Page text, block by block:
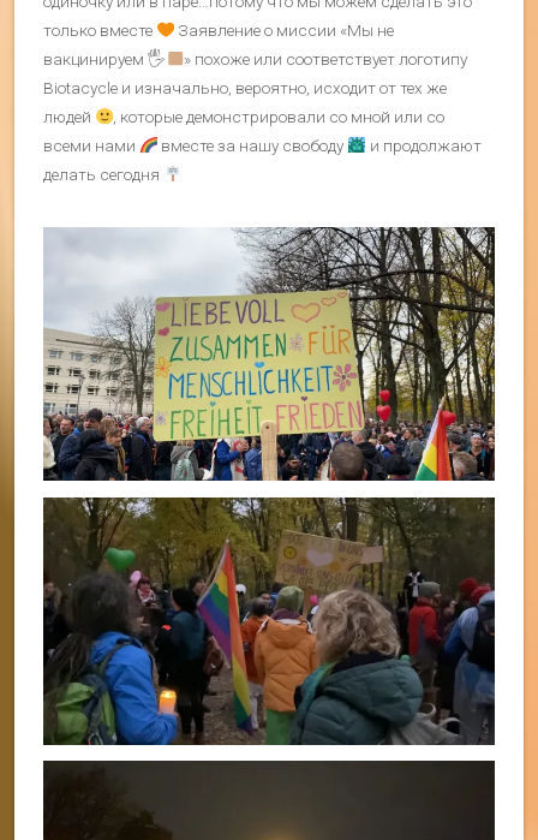
только вместе
Заявление о миссии «Мы не
вакцинируем 🖐
» похоже или соответствует логотипу
Biotacycle и изначально, вероятно, исходит от тех же
людей
, которые демонстрировали со мной или со
всеми нами
вместе за нашу свободу
и продолжают
делать сегодня